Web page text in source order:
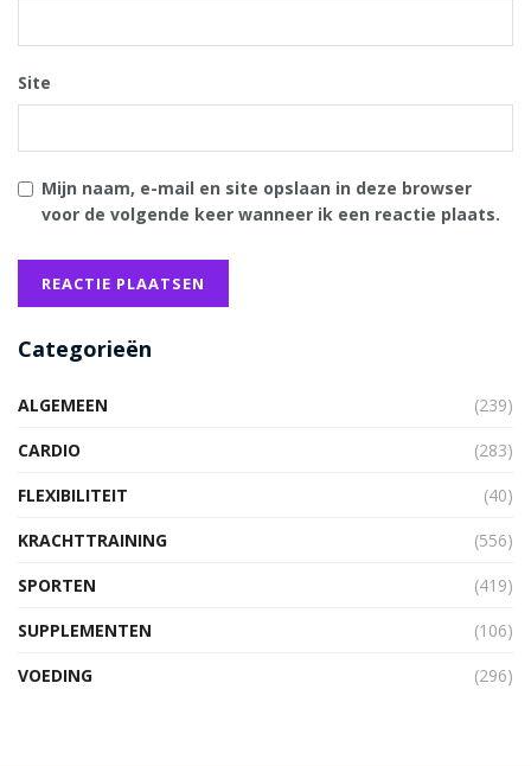
Site
Mijn naam, e-mail en site opslaan in deze browser
voor de volgende keer wanneer ik een reactie plaats.
Categorieën
ALGEMEEN
(239)
CARDIO
(283)
FLEXIBILITEIT
(40)
KRACHTTRAINING
(556)
SPORTEN
(419)
SUPPLEMENTEN
(106)
VOEDING
(296)